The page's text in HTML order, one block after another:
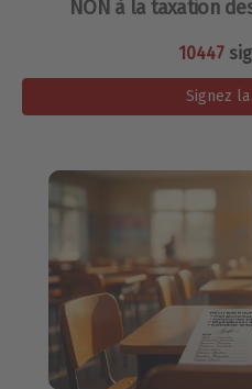
NON à la taxation
10447
Signez